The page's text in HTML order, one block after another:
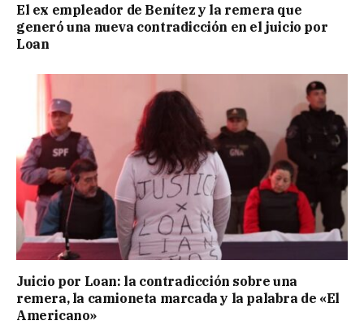
El ex empleador de Benítez y la remera que
generó una nueva contradicción en el juicio por
Loan
Juicio por Loan: la contradicción sobre una
remera, la camioneta marcada y la palabra de «El
Americano»